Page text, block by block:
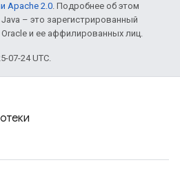
Apache 2.0. Подробнее об этом
Java – это зарегистрированный
и ее аффилированных лиц.
07-24 UTC.